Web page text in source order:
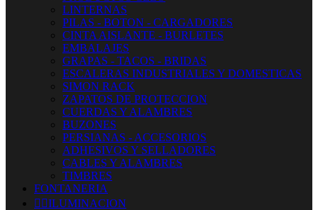
LINTERNAS
PILAS - BOTON - CARGADORES
CINTA AISLANTE - BURLETES
EMBALAJES
GRAPAS - TACOS - BRIDAS
ESCALERAS INDUSTRIALES Y DOMESTICAS
SIMON RACK
ZAPATOS DE PROTECCION
CUERDAS Y ALAMBRES
BUZONES
PERSIANAS - ACCESORIOS
ADHESIVOS Y SELLADORES
CABLES Y ALAMBRES
TIMBRES
FONTANERIA
 ILUMINACION